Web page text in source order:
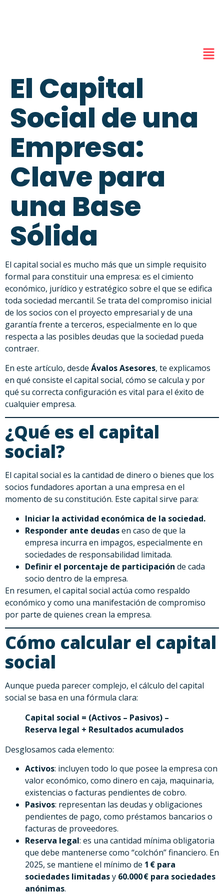
El Capital
Social de una
Empresa:
Clave para
una Base
Sólida
El capital social es mucho más que un simple requisito
formal para constituir una empresa: es el cimiento
económico, jurídico y estratégico sobre el que se edifica
toda sociedad mercantil. Se trata del compromiso inicial
de los socios con el proyecto empresarial y de una
garantía frente a terceros, especialmente en lo que
respecta a las posibles deudas que la sociedad pueda
contraer.
En este artículo, desde Ávalos Asesores, te explicamos
en qué consiste el capital social, cómo se calcula y por
qué su correcta configuración es vital para el éxito de
cualquier empresa.
¿Qué es el capital
social?
El capital social es la cantidad de dinero o bienes que los
socios fundadores aportan a una empresa en el
momento de su constitución. Este capital sirve para:
Iniciar la actividad económica de la sociedad.
Responder ante deudasen caso de que la
empresa incurra en impagos, especialmente en
sociedades de responsabilidad limitada.
Definir el porcentaje de participación de cada
socio dentro de la empresa.
En resumen, el capital social actúa como respaldo
económico y como una manifestación de compromiso
por parte de quienes crean la empresa.
Cómo calcular el capital
social
Aunque pueda parecer complejo, el cálculo del capital
social se basa en una fórmula clara:
Capital social = (Activos – Pasivos) –
Reserva legal + Resultados acumulados
Desglosamos cada elemento:
Activos: incluyen todo lo que posee la empresa con
valor económico, como dinero en caja, maquinaria,
existencias o facturas pendientes de cobro.
Pasivos: representan las deudas y obligaciones
pendientes de pago, como préstamos bancarios o
facturas de proveedores.
Reserva legal: es una cantidad mínima obligatoria
que debe mantenerse como “colchón” financiero. En
2025, se mantiene el mínimo de 1 € para
sociedades limitadasy 60.000 € para sociedades
anónimas.